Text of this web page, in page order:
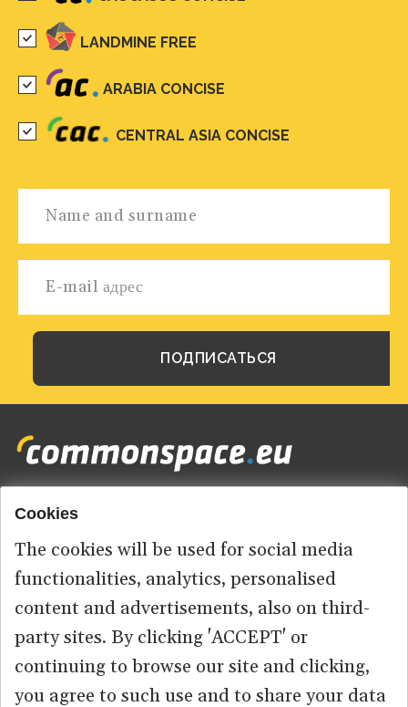
LANDMINE FREE
ARABIA CONCISE
CENTRAL ASIA CONCISE
Footer
menu
HOME
ABOUT US
КОНТАКТ
© 2026 commonspace.eu. All Rights Reserved.
Cookies
The cookies will be used for social media
functionalities, analytics, personalised
content and advertisements, also on third-
party sites. By clicking 'ACCEPT' or
continuing to browse our site and clicking,
you agree to such use and to share your data